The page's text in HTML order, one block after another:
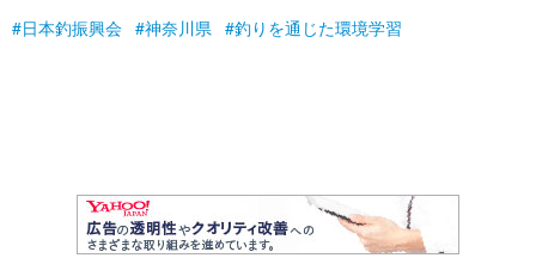
日本釣振興会 神奈川県 釣りを通じた環境学習